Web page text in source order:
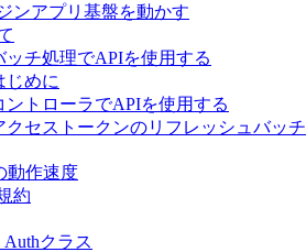
ンアプリ基盤を動かす
チ処理でAPIを使用する
じめに
トローラでAPIを使用する
セストークンのリフレッシュバッチ
動作速度
約
クラス